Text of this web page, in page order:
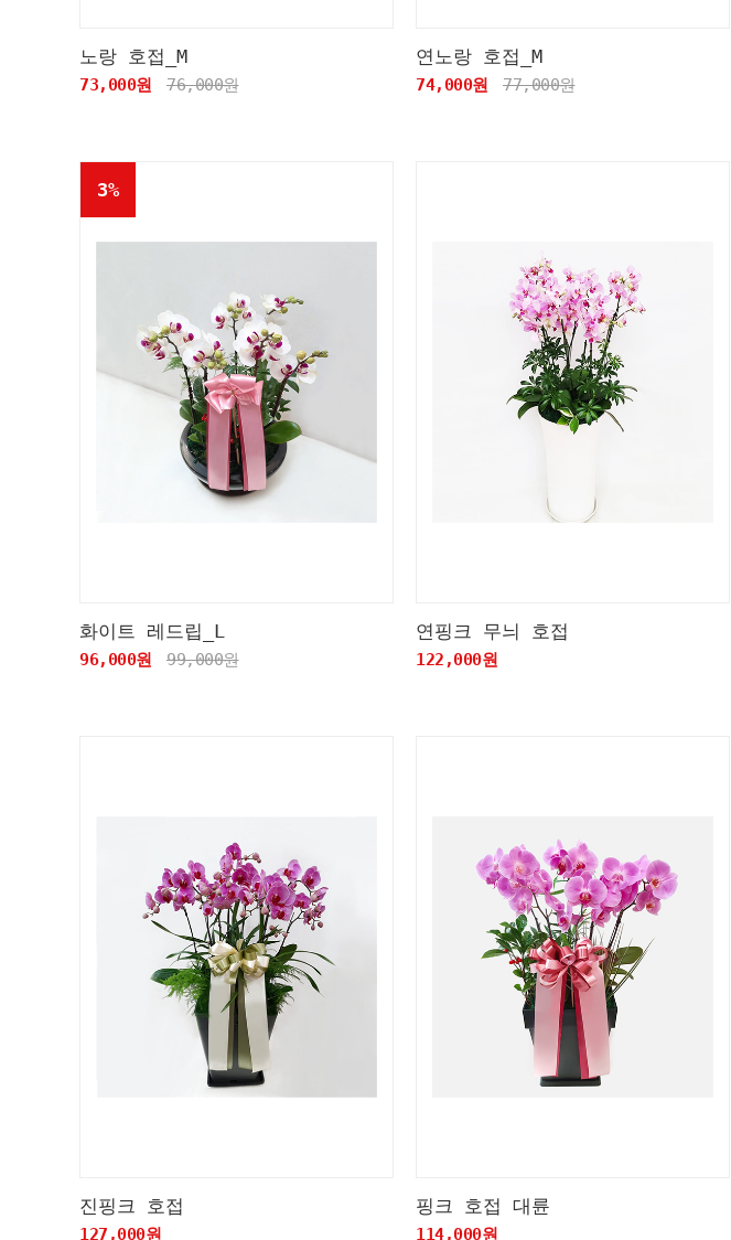
노랑 호접_M
73,000원 76,000원
연노랑 호접_M
74,000원 77,000원
3%
화이트 레드립_L
96,000원 99,000원
연핑크 무늬 호접
122,000원
진핑크 호접
127,000원
핑크 호접 대륜
114,000원